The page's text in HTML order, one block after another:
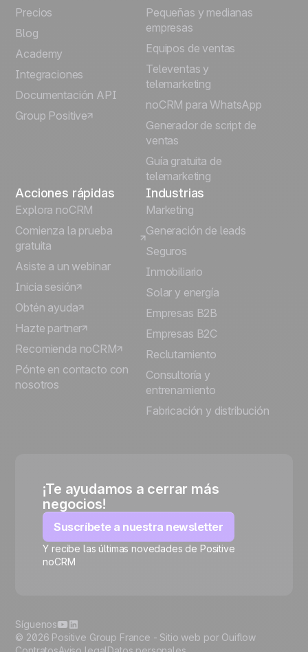
Português
Italiano
Deutsch
Precios
Blog
Academy
Integraciones
Documentación API
Group Positive
Pequeñas y medianas
empresas
Equipos de ventas
Televentas y
telemarketing
noCRM para WhatsApp
Generador de script de
ventas
Guía gratuita de
telemarketing
Acciones rápidas
Explora noCRM
Comienza la prueba
gratuita
Asiste a un webinar
Inicia sesión
Obtén ayuda
Hazte partner
Recomienda noCRM
Pónte en contacto con
nosotros
Industrias
Marketing
Generación de leads
Seguros
Inmobiliario
Solar y energía
Empresas B2B
Empresas B2C
Reclutamiento
Consultoría y
entrenamiento
Fabricación y distribución
¡Te ayudamos a cerrar más
negocios!
Suscríbete a nuestra newsletter
Y recibe las últimas novedades de Positive
noCRM
© 2026 Positive Group France - Sitio web por Ouiflow
Síguenos